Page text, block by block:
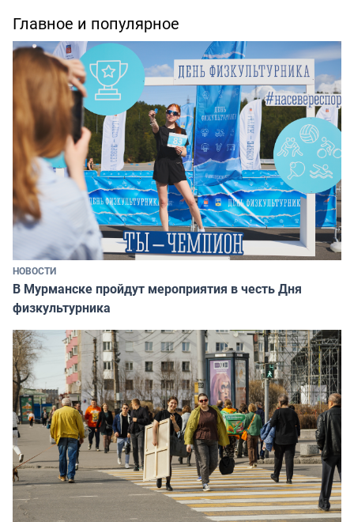
Главное и популярное
НОВОСТИ
В Мурманске пройдут мероприятия в честь Дня
физкультурника